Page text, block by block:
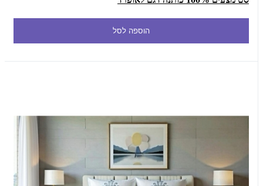
הוספה לסל